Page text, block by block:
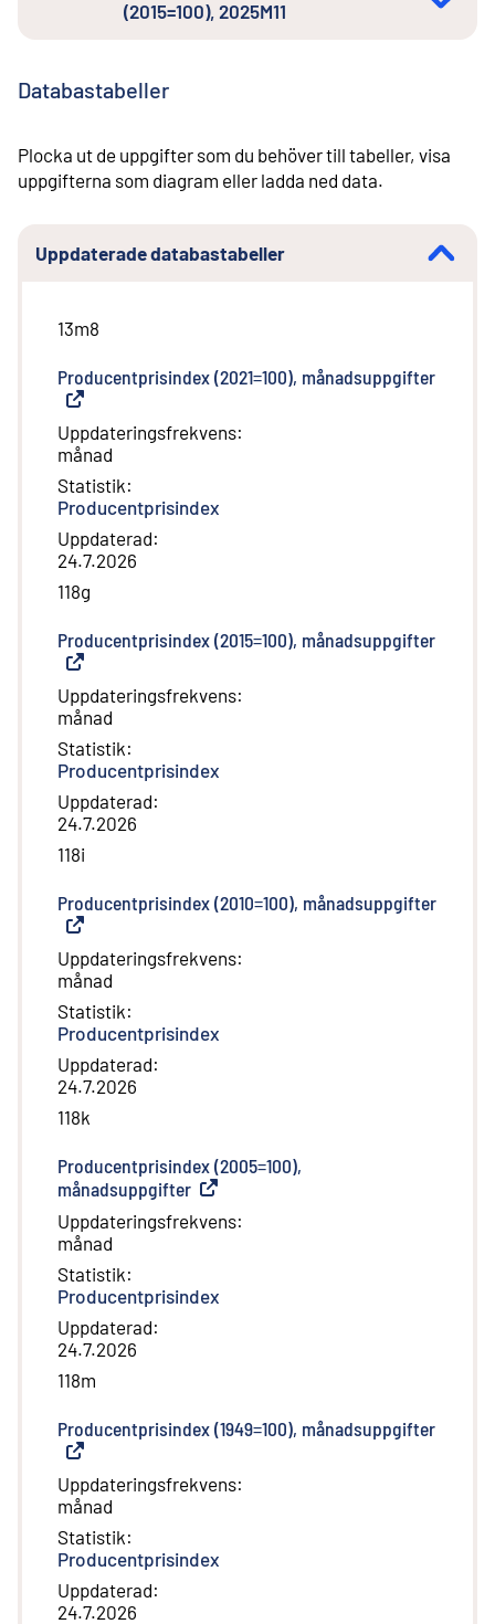
(2015=100), 2025M11
Databastabeller
Plocka ut de uppgifter som du behöver till tabeller, visa
uppgifterna som diagram eller ladda ned data.
Uppdaterade databastabeller
13m8
Producentprisindex (2021=100), månadsuppgifter
Uppdateringsfrekvens:
månad
Statistik:
Producentprisindex
Uppdaterad:
24.7.2026
118g
Producentprisindex (2015=100), månadsuppgifter
Uppdateringsfrekvens:
månad
Statistik:
Producentprisindex
Uppdaterad:
24.7.2026
118i
Producentprisindex (2010=100), månadsuppgifter
Uppdateringsfrekvens:
månad
Statistik:
Producentprisindex
Uppdaterad:
24.7.2026
118k
Producentprisindex (2005=100),
månadsuppgifter Extern länk
Uppdateringsfrekvens:
månad
Statistik:
Producentprisindex
Uppdaterad:
24.7.2026
118m
Producentprisindex (1949=100), månadsuppgifter
Uppdateringsfrekvens:
månad
Statistik:
Producentprisindex
Uppdaterad:
24.7.2026